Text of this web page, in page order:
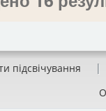
підсвічування